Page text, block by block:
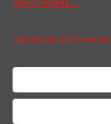
* Alle Preise inkl.